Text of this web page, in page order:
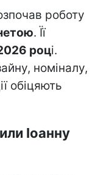
роботу
. Її
році.
номіналу,
обіцяють
Іоанну